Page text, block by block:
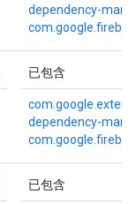
dependency-
已包含
dependency-
已包含